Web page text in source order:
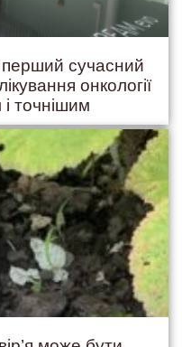
сучасний
онкології
точнішим